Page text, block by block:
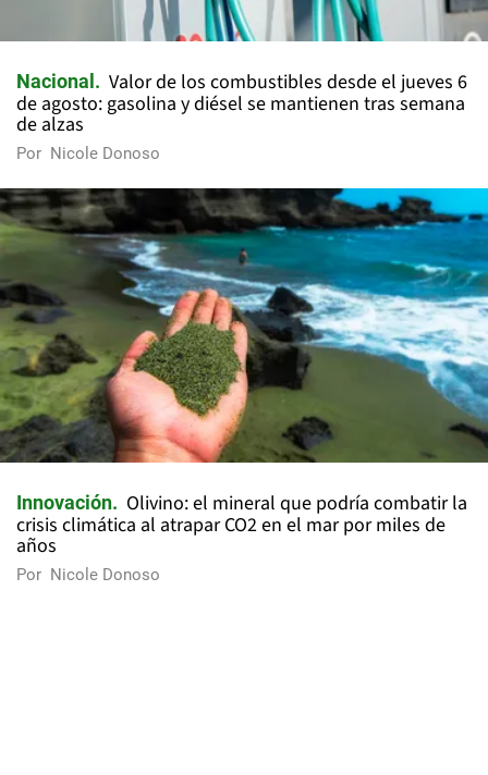
Nacional
Valor de los combustibles desde el jueves 6
de agosto: gasolina y diésel se mantienen tras semana
de alzas
Por Nicole Donoso
Innovación
Olivino: el mineral que podría combatir la
crisis climática al atrapar CO2 en el mar por miles de
años
Por Nicole Donoso